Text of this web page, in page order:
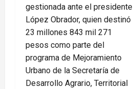
gestionada ante el presidente
López Obrador, quien destinó
23 millones 843 mil 271
pesos como parte del
programa de Mejoramiento
Urbano de la Secretaría de
Desarrollo Agrario, Territorial